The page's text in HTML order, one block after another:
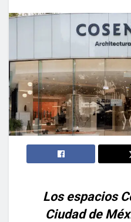
Los espacios
Ciudad de